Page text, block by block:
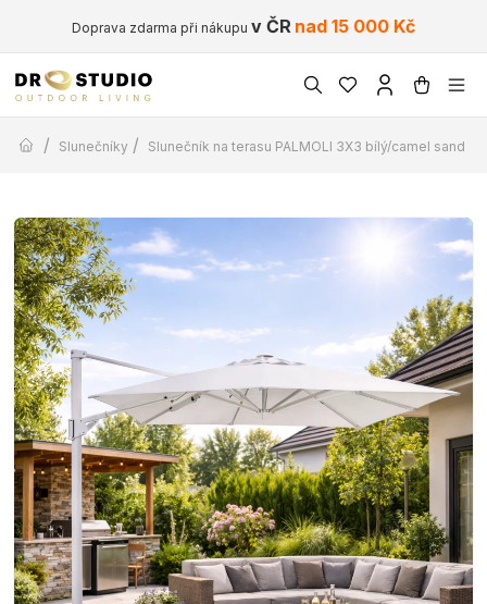
Doprava zdarma při nákupu v ČR nad 15 000 Kč
/ Slunečníky / Slunečník na terasu PALMOLI 3X3 bílý/camel sand